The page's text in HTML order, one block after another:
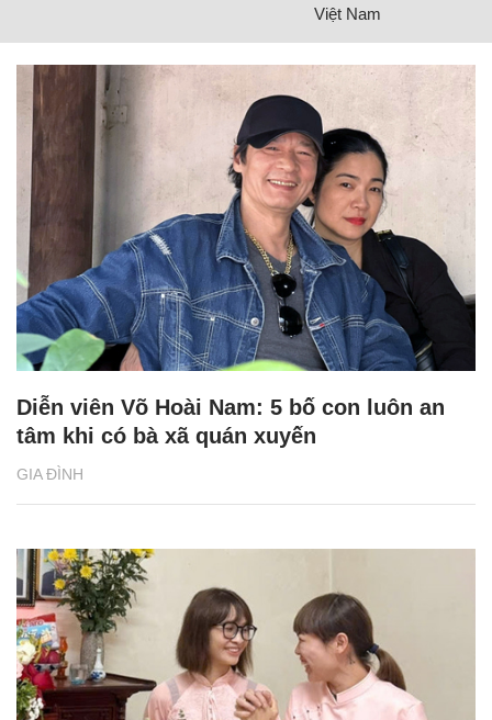
Việt Nam
GIA ĐÌNH
Diễn viên Võ Hoài Nam: 5 bố con luôn an
tâm khi có bà xã quán xuyến